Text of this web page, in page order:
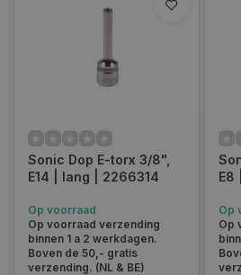
Sonic Dop E-torx 3/8",
E14 | lang | 2266314
Op voorraad
Op voorraad verzending
binnen 1 a 2 werkdagen.
Boven de 50,- gratis
verzending. (NL & BE)
E8
Op
Op